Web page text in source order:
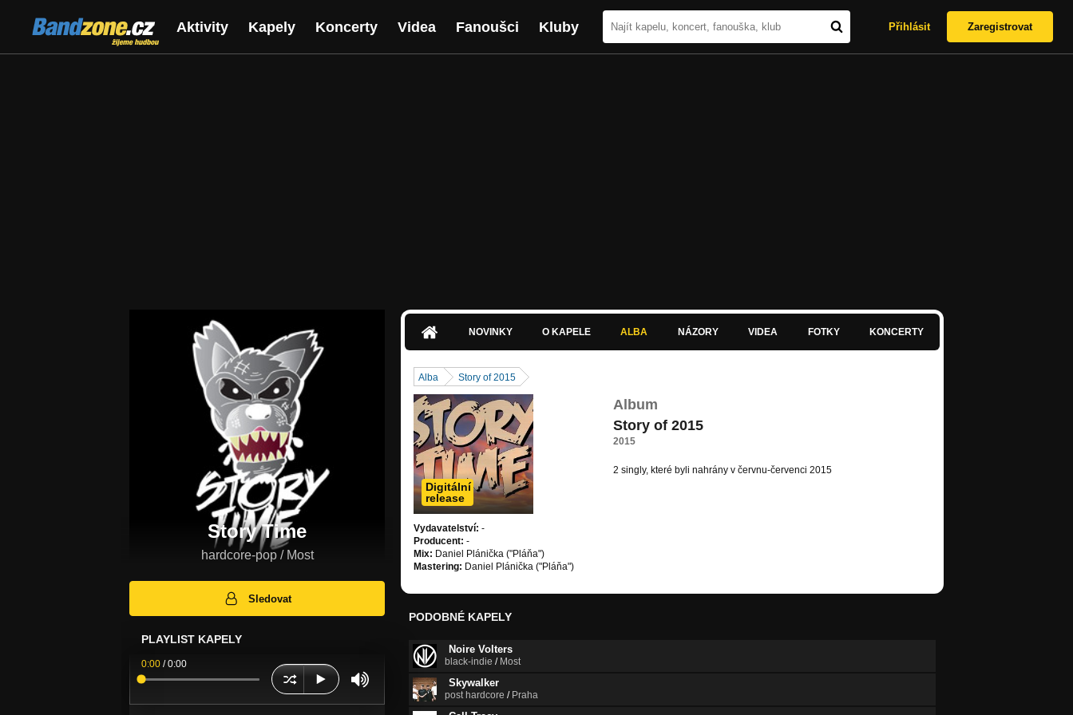
Bandzone.cz
žijeme hudbou
Aktivity Kapely Koncerty Videa Fanoušci Kluby Přihlásit Zaregistrovat
Story Time
hardcore-pop / Most
Sledovat
PLAYLIST KAPELY
0:00 /0:00
NOVINKY O KAPELE ALBA NÁZORY VIDEA FOTKY KONCERTY
Alba Story of 2015
Digitální
release
Vydavatelství: -
Producent: -
Mix: Daniel Plánička ("Pláňa")
Mastering: Daniel Plánička ("Pláňa")
Album
Story of 2015
2015
2 singly, které byli nahrány v červnu-červenci 2015
PODOBNÉ KAPELY
Noire Volters
black-indie / Most
Skywalker
post hardcore / Praha